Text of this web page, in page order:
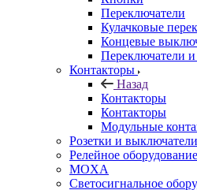
Переключатели
Кулачковые
Концевые
Переключатели
Контакторы
Назад
Контакторы
Контакторы
Модульные
Розетки и выключатели
Релейное оборудование
MOXA
Светосигнальное